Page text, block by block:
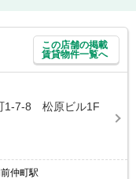
この店舗の掲載
賃貸物件一覧へ
1-7-8 松原ビル1F
仲町駅